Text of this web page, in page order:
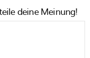
deine Meinung!